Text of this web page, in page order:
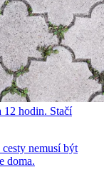
12 hodin. Stačí
nemusí být
doma.